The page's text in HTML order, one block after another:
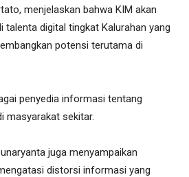
menjelaskan bahwa KIM akan
talenta digital tingkat Kalurahan yang
potensi terutama di
penyedia informasi tentang
masyarakat sekitar.
juga menyampaikan
distorsi informasi yang